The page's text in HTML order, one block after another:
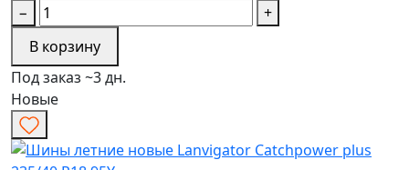
−
+
В корзину
Под заказ ~3 дн.
Новые